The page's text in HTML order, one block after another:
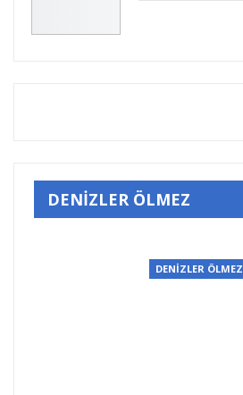
DENİZLER ÖLMEZ
DENİZLER ÖLMEZ